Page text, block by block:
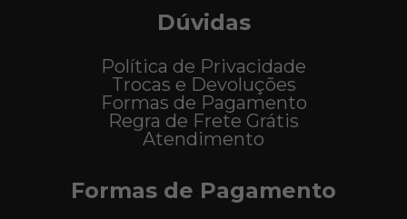
Dúvidas
Política de Privacidade
Trocas e Devoluções
Formas de Pagamento
Regra de Frete Grátis
Atendimento
Formas de Pagamento